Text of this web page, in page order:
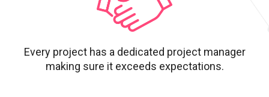
Every project has a dedicated project manager
making sure it exceeds expectations.